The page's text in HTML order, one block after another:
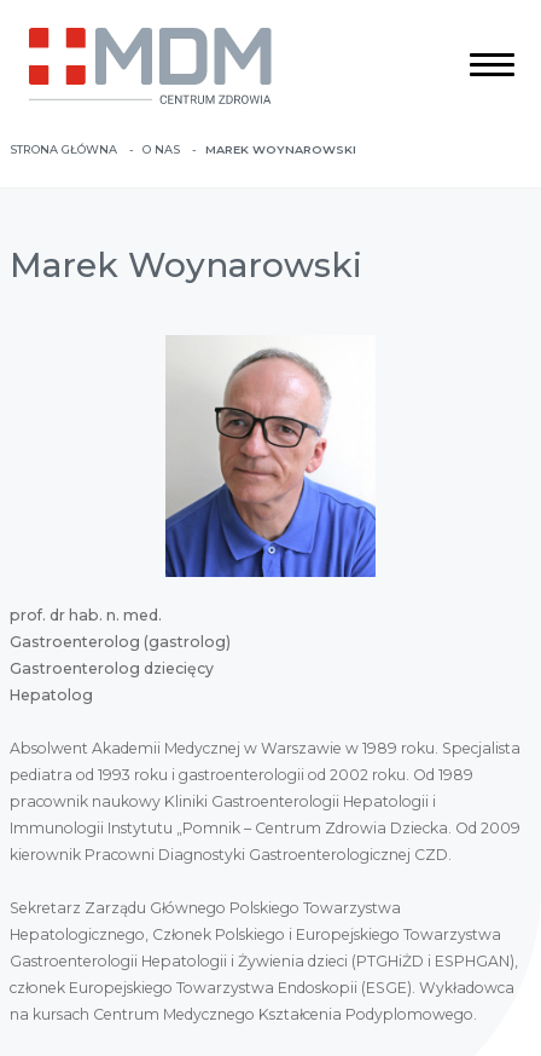
STRONA GŁÓWNA O NAS MAREK WOYNAROWSKI
Marek Woynarowski
prof. dr hab. n. med.
Gastroenterolog (gastrolog)
Gastroenterolog dziecięcy
Hepatolog
Absolwent Akademii Medycznej w Warszawie w 1989 roku. Specjalista
pediatra od 1993 roku i gastroenterologii od 2002 roku. Od 1989
pracownik naukowy Kliniki Gastroenterologii Hepatologii i
Immunologii Instytutu „Pomnik – Centrum Zdrowia Dziecka. Od 2009
kierownik Pracowni Diagnostyki Gastroenterologicznej CZD.
Sekretarz Zarządu Głównego Polskiego Towarzystwa
Hepatologicznego, Członek Polskiego i Europejskiego Towarzystwa
Gastroenterologii Hepatologii i Żywienia dzieci (PTGHiŻD i ESPHGAN),
członek Europejskiego Towarzystwa Endoskopii (ESGE). Wykładowca
na kursach Centrum Medycznego Kształcenia Podyplomowego.